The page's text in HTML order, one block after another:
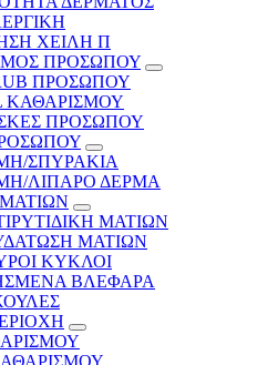
ΧΕΙΛΗ Π
ΠΡΟΣΩΠΟΥ
ΠΡΟΣΩΠΟΥ
ΚΑΘΑΡΙΣΜΟΥ
ΠΡΟΣΩΠΟΥ
ΣΠΥΡΑΚΙΑ
ΛΙΠΑΡΟ ΔΕΡΜΑ
ΜΑΤΙΩΝ
ΜΑΤΙΩΝ
ΚΥΚΛΟΙ
ΒΛΕΦΑΡΑ